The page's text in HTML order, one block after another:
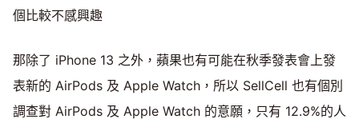
個比較不感興趣
那除了 iPhone 13 之外，蘋果也有可能在秋季發表會上發
表新的 AirPods 及 Apple Watch，所以 SellCell 也有個別
調查對 AirPods 及 Apple Watch 的意願，只有 12.9%的人